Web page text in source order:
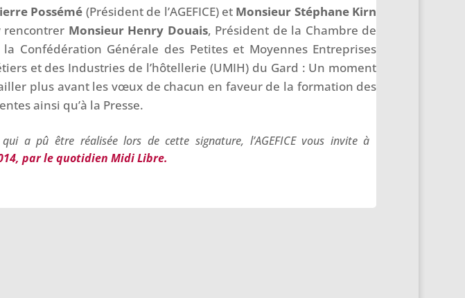
Possémé (Président de l’AGEFICE) et Monsieur Stéphane Kirn
rencontrer Monsieur Henry Douais, Président de la Chambre de
Confédération Générale des Petites et Moyennes Entreprises
et des Industries de l’hôtellerie (UMIH) du Gard : Un moment
plus avant les vœux de chacun en faveur de la formation des
ainsi qu’à la Presse.
a pû être réalisée lors de cette signature, l’AGEFICE vous invite à
par le quotidien Midi Libre.